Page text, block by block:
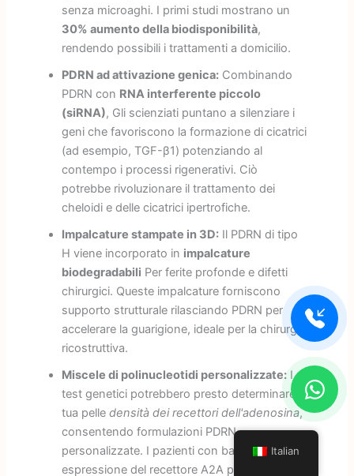
senza microaghi. I primi studi mostrano un
30% aumento della biodisponibilità,
rendendo possibili i trattamenti a domicilio.
PDRN ad attivazione genica:Combinando
PDRN con RNA interferente piccolo
(siRNA), Gli scienziati puntano a silenziare i
geni che favoriscono la formazione di cicatrici
(ad esempio, TGF-β1) potenziando al
contempo i processi rigenerativi. Ciò
potrebbe rivoluzionare il trattamento dei
cheloidi e delle cicatrici ipertrofiche.
Impalcature stampate in 3D:Il PDRN di tipo
H viene incorporato in impalcature
biodegradabili Per ferite profonde e difetti
chirurgici. Queste impalcature forniscono
supporto strutturale rilasciando PDRN per
accelerare la guarigione, ideale per la chirurgia
ricostruttiva.
Miscele di polinucleotidi personalizzate:I
test genetici potrebbero presto determinare la
tua pelle densità dei recettori dell'adenosina,
consentendo formulazioni PDRN
personalizzate. I pazienti con bassa
espressione del recettore A2A potrebbero
Italian